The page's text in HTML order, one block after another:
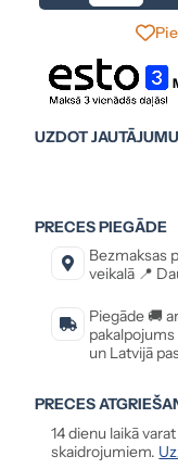
UZDOT
PRECES PIEGĀDE
Bezmaksas
veikalā 📍
Piegāde 🚚
un Latvijā
PRECES
14 dienu laikā
skaidrojumiem.